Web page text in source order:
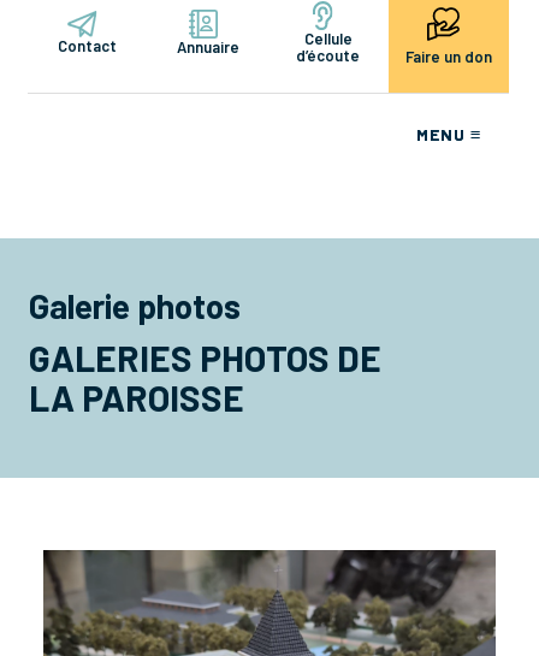
Contact Annuaire
Cellule
d’écoute
Faire un don
Galerie photos
GALERIES PHOTOS DE
LA PAROISSE